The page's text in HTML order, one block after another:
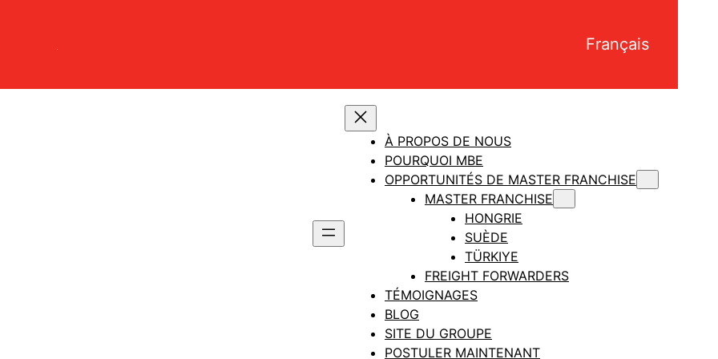
Français
À PROPOS DE NOUS
POURQUOI MBE
OPPORTUNITÉS DE MASTER FRANCHISE
MASTER FRANCHISE
HONGRIE
SUÈDE
TÜRKIYE
FREIGHT FORWARDERS
TÉMOIGNAGES
BLOG
SITE DU GROUPE
POSTULER MAINTENANT